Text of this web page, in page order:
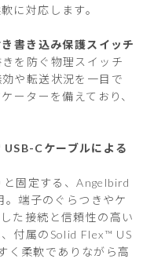
に対応します。
書き込み保護スイッチ
を防ぐ物理スイッチ
や転送状況を一目で
ーターを備えており、
Cケーブルによる
固定する、Angelbird
端子のぐらつきやケ
た接続と信頼性の高い
付属のSolid Flex™ US
く柔軟でありながら高